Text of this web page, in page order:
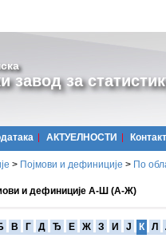
завод за
АКТУЕЛНОСТИ Контакт
> Појмови и дефиниције > По
и дефиниције А-Ш (А-Ж)
В Г Д Ђ Е Ж З И Ј К Л